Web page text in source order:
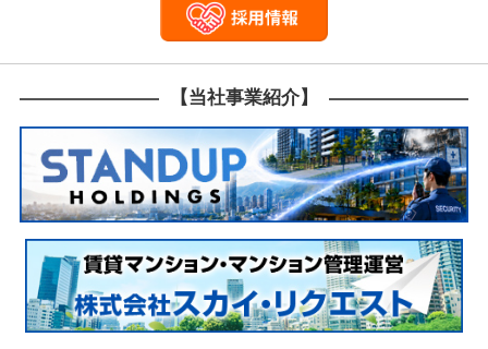
【当社事業紹介】